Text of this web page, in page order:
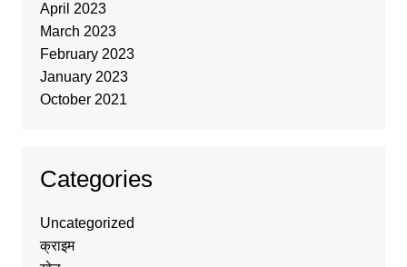
April 2023
March 2023
February 2023
January 2023
October 2021
Categories
Uncategorized
क्राइम